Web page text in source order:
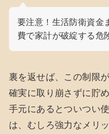
要注意！生活防衛資金
費で家計が破綻する危
裏を返せば、この制限
確実に取り崩さずに貯め
手元にあるとついつい
は、むしろ強力なメリ